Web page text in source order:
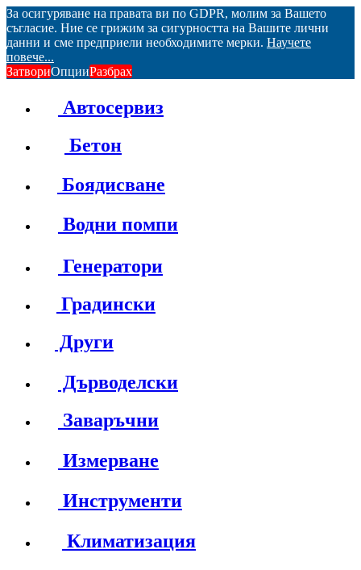
За осигуряване на правата ви по GDPR, молим за Вашето
съгласие. Ние се грижим за сигурността на Вашите лични
данни и сме предприели необходимите мерки. Научете
повече...
ЗатвориОпцииРазбрах
Автосервиз
Бетон
Боядисване
Водни помпи
Генератори
Градински
Други
Дърводелски
Заваръчни
Измерване
Инструменти
Климатизация